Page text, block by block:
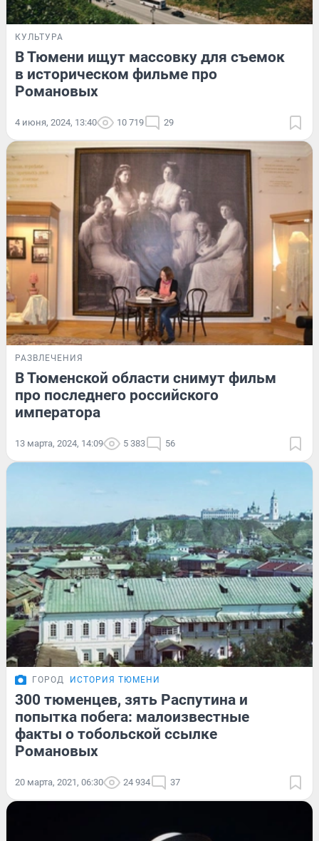
КУЛЬТУРА
В Тюмени ищут массовку для съемок
в историческом фильме про
Романовых
4 июня, 2024, 13:40 10 719 29
РАЗВЛЕЧЕНИЯ
В Тюменской области снимут фильм
про последнего российского
императора
13 марта, 2024, 14:09 5 383 56
ГОРОД ИСТОРИЯ ТЮМЕНИ
300 тюменцев, зять Распутина и
попытка побега: малоизвестные
факты о тобольской ссылке
Романовых
20 марта, 2021, 06:30 24 934 37